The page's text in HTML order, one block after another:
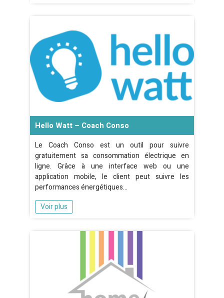
Hello Watt – Coach Conso
Le Coach Conso est un outil pour suivre
gratuitement sa consommation électrique en
ligne. Grâce à une interface web ou une
application mobile, le client peut suivre les
performances énergétiques…
Voir plus